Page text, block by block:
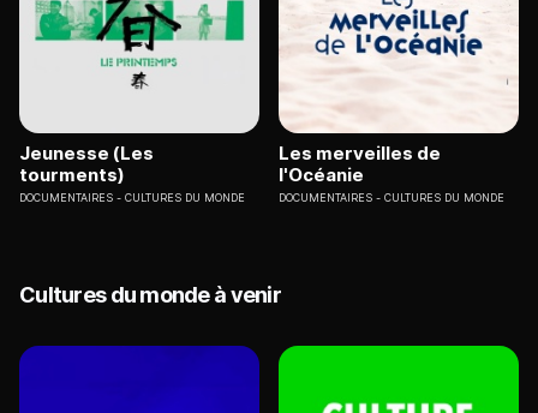
Jeunesse (Les
tourments)
DOCUMENTAIRES CULTURES DU MONDE
Les merveilles de
l'Océanie
DOCUMENTAIRES CULTURES DU MONDE
Cultures du monde à venir